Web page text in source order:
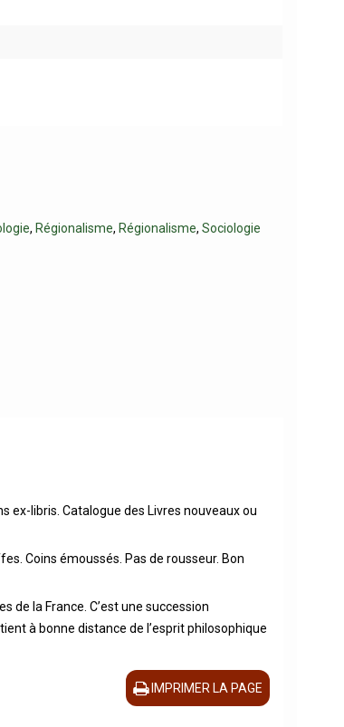
, Régionalisme, Régionalisme,Sociologie
ex-libris. Catalogue des Livres nouveaux ou
Coins émoussés. Pas de rousseur. Bon
de la France. C’est une succession
à bonne distance de l’esprit philosophique
IMPRIMER LA PAGE